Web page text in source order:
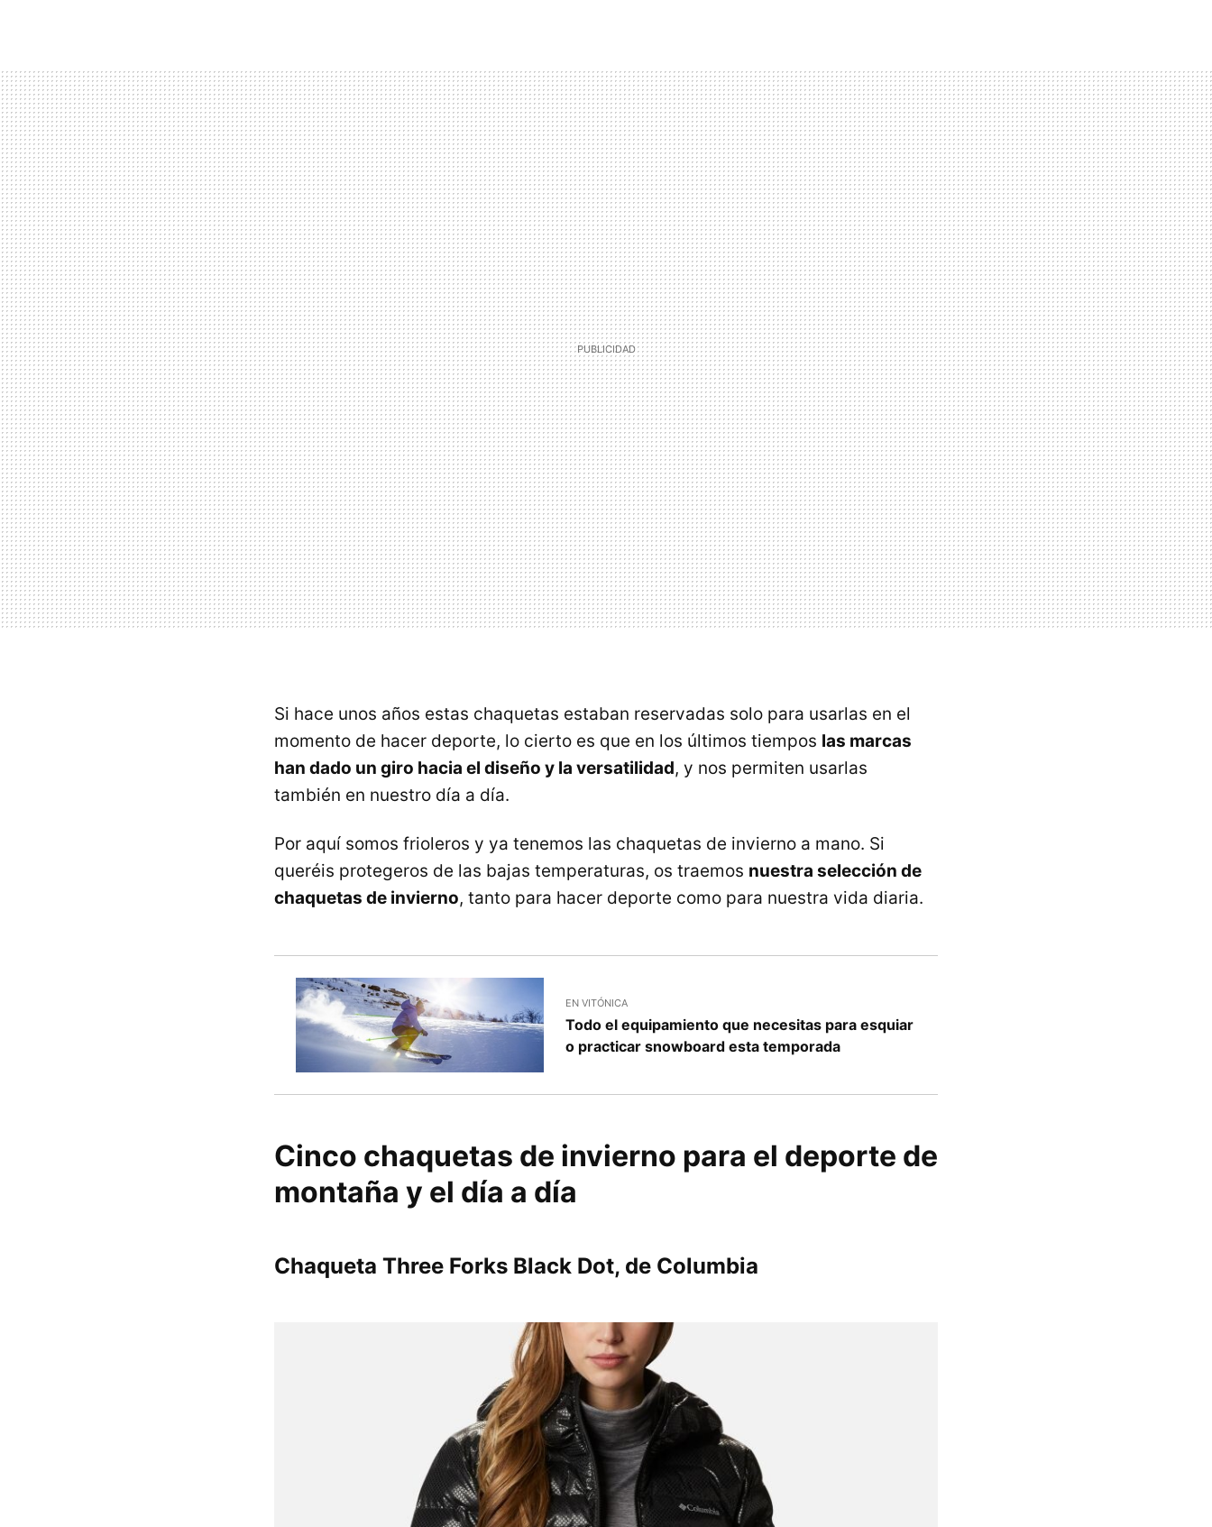
Si hace unos años estas chaquetas estaban reservadas solo para usarlas en el
momento de hacer deporte, lo cierto es que en los últimos tiempos las marcas
han dado un giro hacia el diseño y la versatilidad, y nos permiten usarlas
también en nuestro día a día.
Por aquí somos frioleros y ya tenemos las chaquetas de invierno a mano. Si
queréis protegeros de las bajas temperaturas, os traemos nuestra selección de
chaquetas de invierno, tanto para hacer deporte como para nuestra vida diaria.
EN VITÓNICA
Todo el equipamiento que necesitas para esquiar
o practicar snowboard esta temporada
Cinco chaquetas de invierno para el deporte de
montaña y el día a día
Chaqueta Three Forks Black Dot, de Columbia